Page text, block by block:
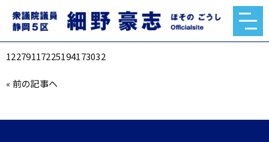
12279117225194173032
2022.11.28
12279117225194173032
«前の記事へ